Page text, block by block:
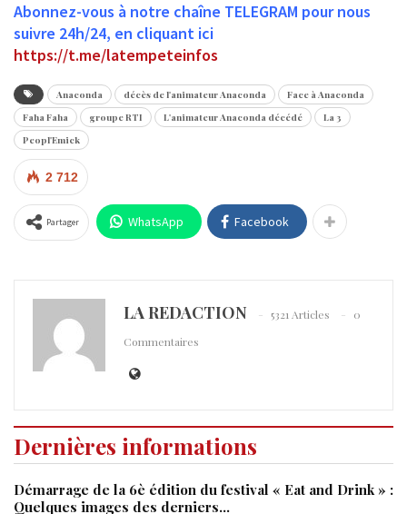
Abonnez-vous à notre chaîne TELEGRAM pour nous
suivre 24h/24, en cliquant ici
https://t.me/latempeteinfos
Anaconda décès de l'animateur Anaconda
Face à Anaconda
Faha Faha
groupe RTI L'animateur Anaconda décédé
La 3
Peopl'Emick
2 712
Partager WhatsApp Facebook
LA REDACTION 5321 Articles
0
Commentaires
Dernières informations
Démarrage de la 6è édition du festival « Eat and Drink » :
Quelques images des derniers…